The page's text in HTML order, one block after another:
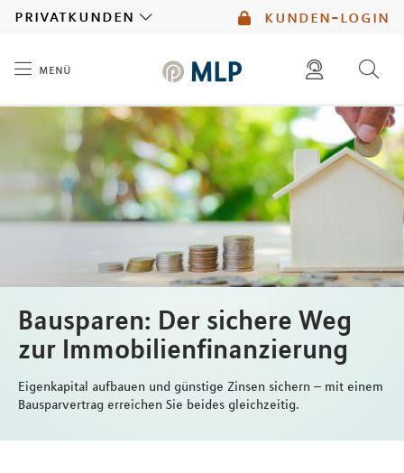
kunden-login
privatkunden
menü
diese website durchsuchen
mlp berater finden
Bausparen: Der sichere Weg
zur Immobilienfinanzierung
Eigenkapital aufbauen und günstige Zinsen sichern – mit einem
Bausparvertrag erreichen Sie beides gleichzeitig.